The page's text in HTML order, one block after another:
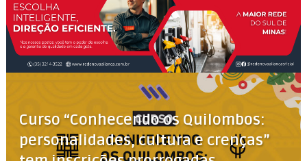
Curso “Conhecendo os Quilombos:
personalidades, cultura e crenças”